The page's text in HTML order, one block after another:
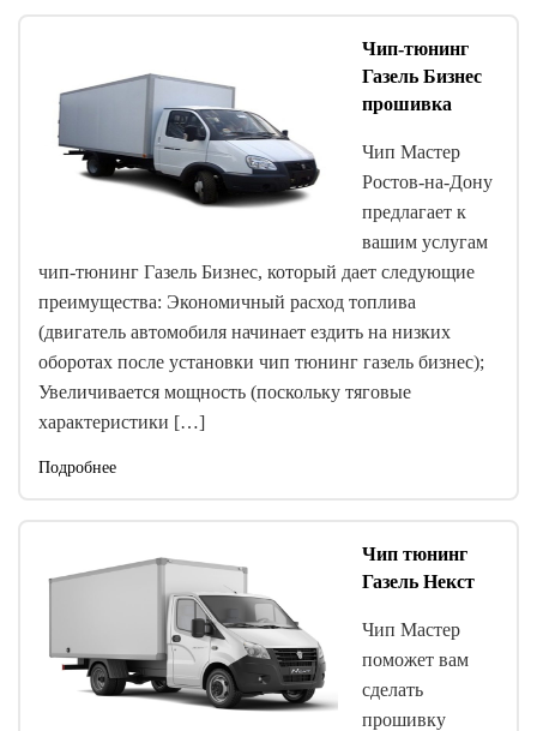
Чип-тюнинг
Газель Бизнес
прошивка
Чип Мастер
Ростов-на-Дону
предлагает к
вашим услугам
чип-тюнинг Газель Бизнес, который дает следующие
преимущества: Экономичный расход топлива
(двигатель автомобиля начинает ездить на низких
оборотах после установки чип тюнинг газель бизнес);
Увеличивается мощность (поскольку тяговые
характеристики […]
Подробнее
Чип тюнинг
Газель Некст
Чип Мастер
поможет вам
сделать
прошивку